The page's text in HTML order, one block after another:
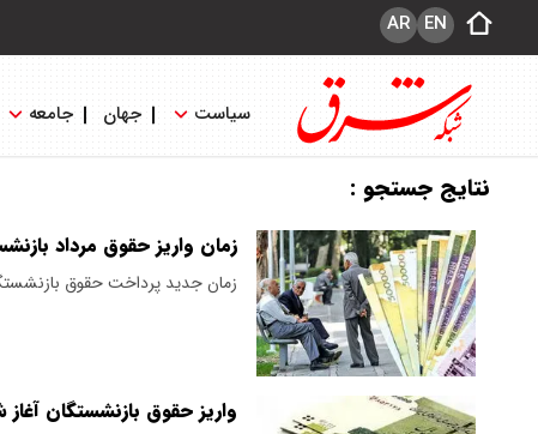
EN
AR
سیاست جهان جامعه
نتایج جستجو :
زمان واریز حقوق مرداد
زمان جدید پرداخت حقوق بازنشستگان
واریز حقوق بازنشستگان